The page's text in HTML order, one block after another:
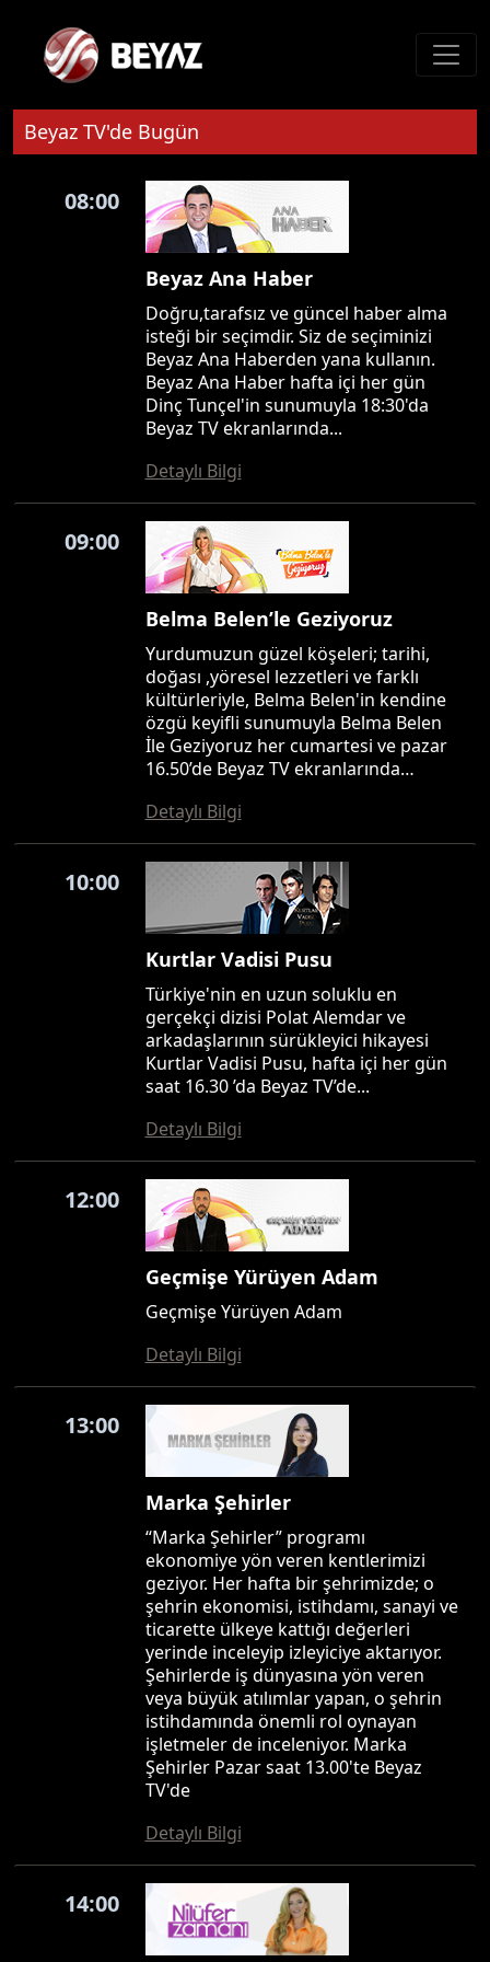
Beyaz TV'de Bugün
08:00
Beyaz Ana Haber
Doğru,tarafsız ve güncel haber alma
isteği bir seçimdir. Siz de seçiminizi
Beyaz Ana Haberden yana kullanın.
Beyaz Ana Haber hafta içi her gün
Dinç Tunçel'in sunumuyla 18:30'da
Beyaz TV ekranlarında...
Detaylı Bilgi
09:00
Belma Belen’le Geziyoruz
Yurdumuzun güzel köşeleri; tarihi,
doğası ,yöresel lezzetleri ve farklı
kültürleriyle, Belma Belen'in kendine
özgü keyifli sunumuyla Belma Belen
İle Geziyoruz her cumartesi ve pazar
16.50’de Beyaz TV ekranlarında…
Detaylı Bilgi
10:00
Kurtlar Vadisi Pusu
Türkiye'nin en uzun soluklu en
gerçekçi dizisi Polat Alemdar ve
arkadaşlarının sürükleyici hikayesi
Kurtlar Vadisi Pusu, hafta içi her gün
saat 16.30 ’da Beyaz TV’de...
Detaylı Bilgi
12:00
Geçmişe Yürüyen Adam
Geçmişe Yürüyen Adam
Detaylı Bilgi
13:00
Marka Şehirler
“Marka Şehirler” programı
ekonomiye yön veren kentlerimizi
geziyor. Her hafta bir şehrimizde; o
şehrin ekonomisi, istihdamı, sanayi ve
ticarette ülkeye kattığı değerleri
yerinde inceleyip izleyiciye aktarıyor.
Şehirlerde iş dünyasına yön veren
veya büyük atılımlar yapan, o şehrin
istihdamında önemli rol oynayan
işletmeler de inceleniyor. Marka
Şehirler Pazar saat 13.00'te Beyaz
TV'de
Detaylı Bilgi
14:00